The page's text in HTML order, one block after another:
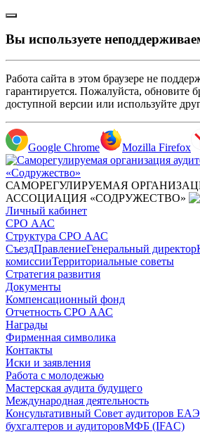
Вы используете
Работа сайта в этом браузере не
гарантируется. Пожалуйста, обновите
доступной версии или используйте
Google Chrome Mozilla Firefox
САМОРЕГУЛИРУЕМАЯ
АССОЦИАЦИЯ «СОДРУЖЕСТВО»
Личный кабинет
СРО ААС
Структура СРО ААС
СъездПравлениеГенеральный директор
комиссииТерриториальные советы
Стратегия развития
Документы
Компенсационный фонд
Отчетность СРО ААС
Награды
Фирменная символика
Контакты
Иски и заявления
Работа с молодежью
Мастерская аудита будущего
Международная деятельность
Консультативный Совет аудиторов
бухгалтеров и аудиторовМФБ (IFAC)